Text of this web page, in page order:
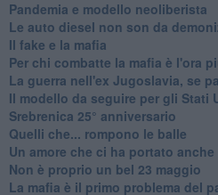
Pandemia e modello neoliberista
Le auto diesel non son da
​Il fake e la mafia
Per chi combatte la mafia è l'ora
La guerra nell'ex Jugoslavia, se
Il modello da seguire per gli Stati
Srebrenica 25° anniversario
Quelli che... rompono le balle
Un amore che ci ha portato anche
Non è proprio un bel 23 maggio
La mafia è il primo problema del